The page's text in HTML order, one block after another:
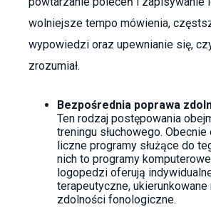
wolniejsze tempo mówienia,
wypowiedzi oraz upewnianie się,
zrozumiał.
Bezpośrednia poprawa
Ten rodzaj postępowania
treningu słuchowego.
liczne programy służące do
nich to programy
logopedzi oferują
terapeutyczne, ukierunkowane
zdolności fonologiczne.